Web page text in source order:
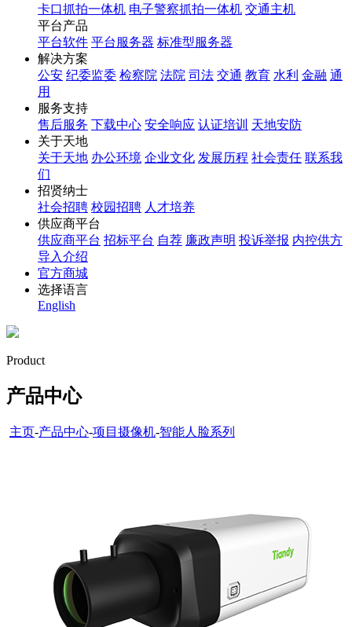
卡口抓拍一体机 电子警察抓拍一体机 交通主机
平台产品
平台软件 平台服务器 标准型服务器
解决方案
公安 纪委监委 检察院 法院 司法 交通 教育 水利 金融 通
用
服务支持
售后服务 下载中心 安全响应 认证培训 天地安防
关于天地
关于天地 办公环境 企业文化 发展历程 社会责任 联系我
们
招贤纳士
社会招聘 校园招聘 人才培养
供应商平台
供应商平台 招标平台 自荐 廉政声明 投诉举报 内控供方
导入介绍
官方商城
选择语言
English
Product
产品中心
主页-产品中心-项目摄像机-智能人脸系列